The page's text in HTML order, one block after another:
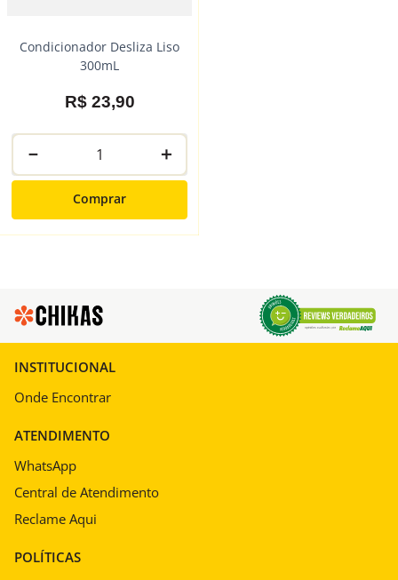
Condicionador Desliza Liso
300mL
R$ 23,90
＋
－
Comprar
INSTITUCIONAL
Onde Encontrar
ATENDIMENTO
WhatsApp
Central de Atendimento
Reclame Aqui
POLÍTICAS